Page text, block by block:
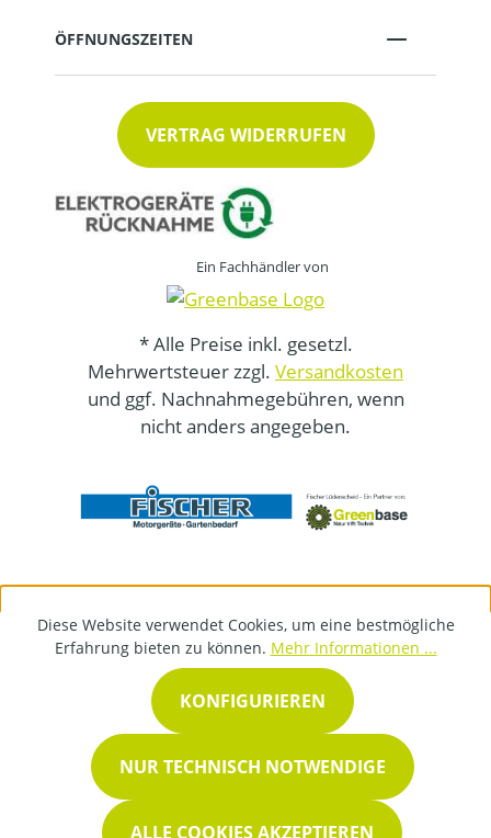
ÖFFNUNGSZEITEN
VERTRAG WIDERRUFEN
Ein Fachhändler von
* Alle Preise inkl. gesetzl.
Mehrwertsteuer zzgl. Versandkosten
und ggf. Nachnahmegebühren, wenn
nicht anders angegeben.
Diese Website verwendet Cookies, um eine bestmögliche
Erfahrung bieten zu können. Mehr Informationen ...
NUR TECHNISCH NOTWENDIGE
KONFIGURIEREN
ALLE COOKIES AKZEPTIEREN